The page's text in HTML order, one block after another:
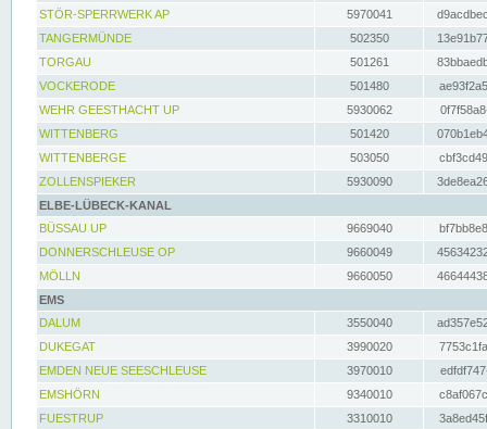
STÖR-SPERRWERK AP 5970041
TANGERMÜNDE
502350
TORGAU
501261
VOCKERODE
501480
WEHR GEESTHACHT UP
5930062
WITTENBERG
501420
WITTENBERGE
503050
ZOLLENSPIEKER
5930090
ELBE-LÜBECK-KANAL
BÜSSAU UP
9669040
DONNERSCHLEUSE OP
9660049
MÖLLN
9660050
EMS
DALUM
3550040
DUKEGAT
3990020
EMDEN NEUE SEESCHLEUSE
3970010
EMSHÖRN
9340010
FUESTRUP
3310010